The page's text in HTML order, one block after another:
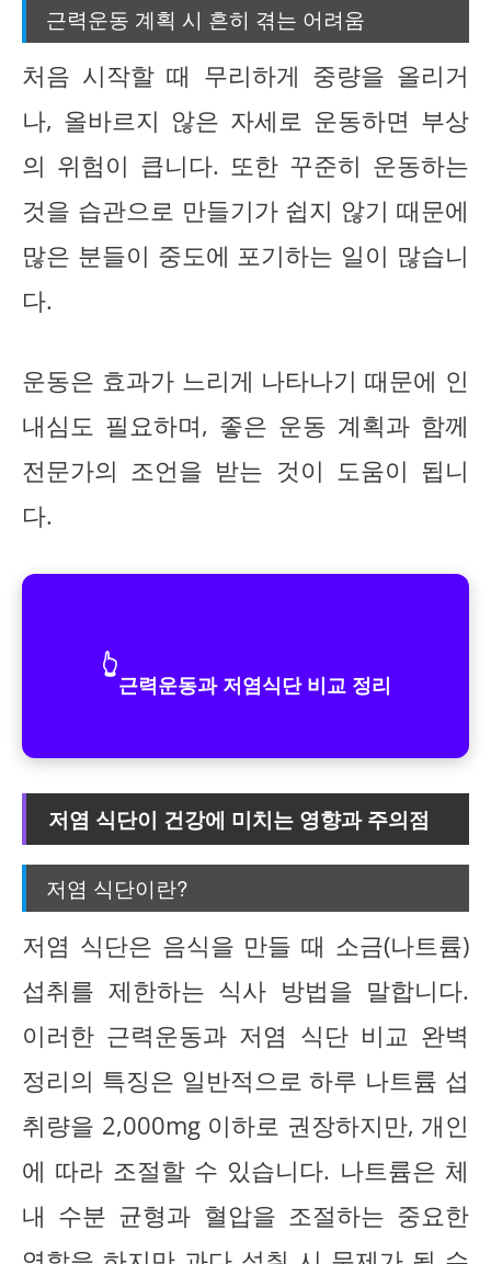
근력운동 계획 시 흔히 겪는 어려움
처음 시작할 때 무리하게 중량을 올리거
나, 올바르지 않은 자세로 운동하면 부상
의 위험이 큽니다. 또한 꾸준히 운동하는
것을 습관으로 만들기가 쉽지 않기 때문에
많은 분들이 중도에 포기하는 일이 많습니
다.
운동은 효과가 느리게 나타나기 때문에 인
내심도 필요하며, 좋은 운동 계획과 함께
전문가의 조언을 받는 것이 도움이 됩니
다.
👆
근력운동과 저염식단 비교 정리
저염 식단이 건강에 미치는 영향과 주의점
저염 식단이란?
저염 식단은 음식을 만들 때 소금(나트륨)
섭취를 제한하는 식사 방법을 말합니다.
이러한 근력운동과 저염 식단 비교 완벽
정리의 특징은 일반적으로 하루 나트륨 섭
취량을 2,000mg 이하로 권장하지만, 개인
에 따라 조절할 수 있습니다. 나트륨은 체
내 수분 균형과 혈압을 조절하는 중요한